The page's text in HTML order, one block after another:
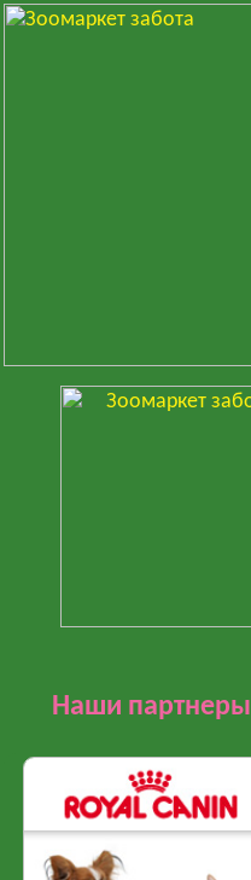
Наши партнеры